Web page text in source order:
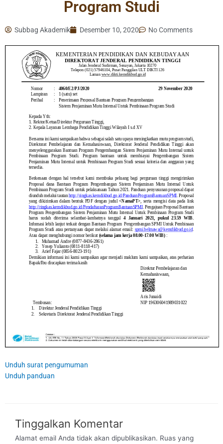
Program Studi
Subbag Akademik Desember 10, 2020 No Comments
Unduh surat pengumuman
Unduh panduan
Tinggalkan Komentar
Alamat email Anda tidak akan dipublikasikan. Ruas yang